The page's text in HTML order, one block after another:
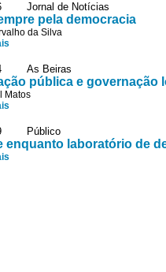
Jornal de Notícias
pela democracia
da Silva
As Beiras
pública e governação
Matos
Público
enquanto laboratório de